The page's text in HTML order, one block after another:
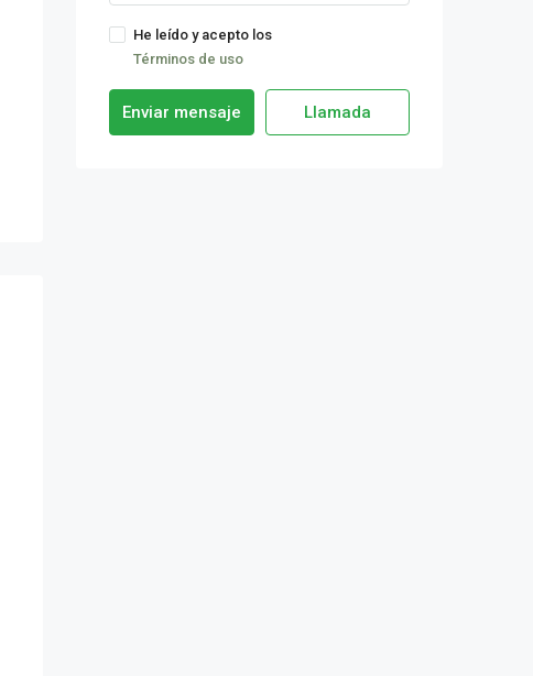
He leído y acepto los
Términos de uso
Enviar mensaje Llamada